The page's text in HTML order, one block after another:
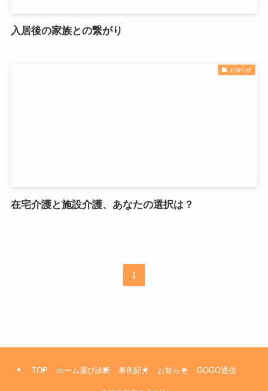
入居後の家族との繋がり
お知らせ
在宅介護と施設介護、あなたの選択は？
1
TOP ホーム選び診断 事例紹介 お知らせ GOGO通信